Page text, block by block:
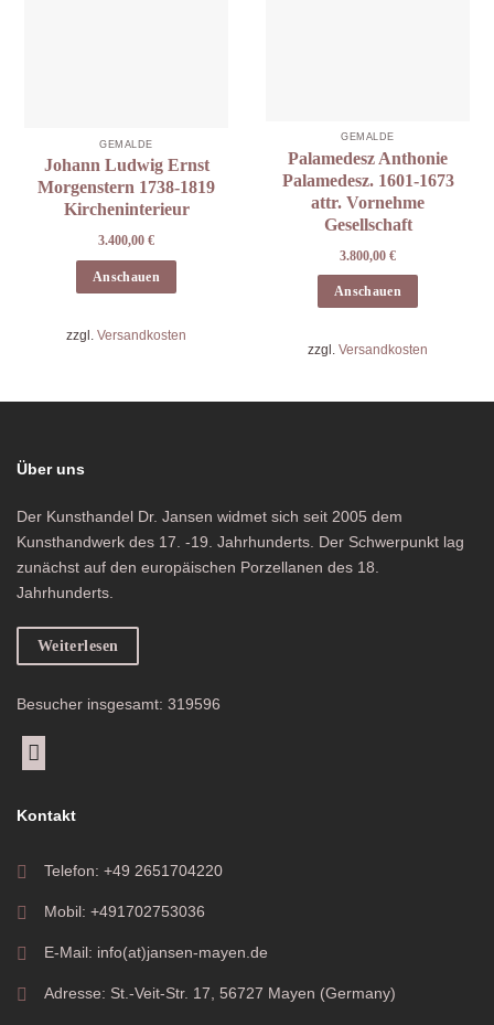
GEMÄLDE
Johann Ludwig Ernst
Morgenstern 1738-1819
Kircheninterieur
3.400,00 €
Anschauen
zzgl. Versandkosten
GEMÄLDE
Palamedesz Anthonie
Palamedesz. 1601-1673
attr. Vornehme
Gesellschaft
3.800,00 €
Anschauen
zzgl. Versandkosten
Über uns
Der Kunsthandel Dr. Jansen widmet sich seit 2005 dem
Kunsthandwerk des 17. -19. Jahrhunderts. Der Schwerpunkt lag
zunächst auf den europäischen Porzellanen des 18.
Jahrhunderts.
Weiterlesen
Besucher insgesamt: 319596
Kontakt
Telefon: +49 2651704220
Mobil: +491702753036
E-Mail: info(at)jansen-mayen.de
Adresse: St.-Veit-Str. 17, 56727 Mayen (Germany)